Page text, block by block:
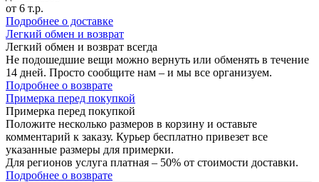
от 6 т.р.
Подробнее о доставке
Легкий обмен и возврат
Легкий обмен и возврат всегда
Не подошедшие вещи можно вернуть или обменять в течение
14 дней. Просто сообщите нам – и мы все организуем.
Подробнее о возврате
Примерка перед покупкой
Примерка перед покупкой
Положите несколько размеров в корзину и оставьте
комментарий к заказу. Курьер бесплатно привезет все
указанные размеры для примерки.
Для регионов услуга платная – 50% от стоимости доставки.
Подробнее о возврате